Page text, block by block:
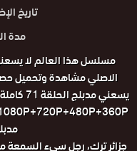
تاريخ
مدة
الاصلي مشاهدة وتحميل
يسعني
جزائر ترك، رجل سيء